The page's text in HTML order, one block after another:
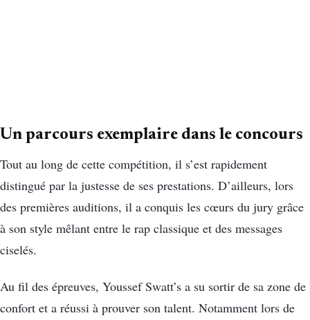
Un parcours exemplaire dans le concours
Tout au long de cette compétition, il s’est rapidement
distingué par la justesse de ses prestations. D’ailleurs, lors
des premières auditions, il a conquis les cœurs du jury grâce
à son style mêlant entre le rap classique et des messages
ciselés.
Au fil des épreuves, Youssef Swatt’s a su sortir de sa zone de
confort et a réussi à prouver son talent. Notamment lors de